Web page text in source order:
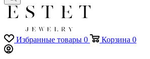
Избранные товары 0 Корзина 0